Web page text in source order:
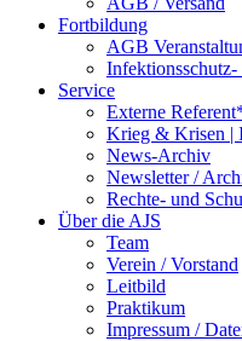
Fortbildung
AGB
Service
Externe
Krieg & Krisen |
News-Archiv
Newsletter /
Rechte- und
Über die AJS
Team
Verein / Vorstand
Leitbild
Praktikum
Impressum /